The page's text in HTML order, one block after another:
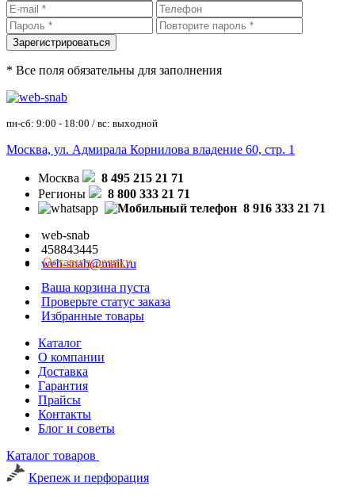
* Все поля обязательны для заполнения
пн-сб: 9:00 - 18:00 / вс: выходной
Москва, ул. Адмирала Корнилова владение 60, стр. 1
Москва
8 495 215 21 71
Регионы
8 800 333 21 71
8 916 333 21 71
web-snab
458843445
web-snab@mail.ru
Оставить заявку
Ваша корзина пуста
Проверьте статус заказа
Избранные товары
Каталог
О компании
Доставка
Гарантия
Прайсы
Контакты
Блог и советы
Каталог товаров
Крепеж и перфорация